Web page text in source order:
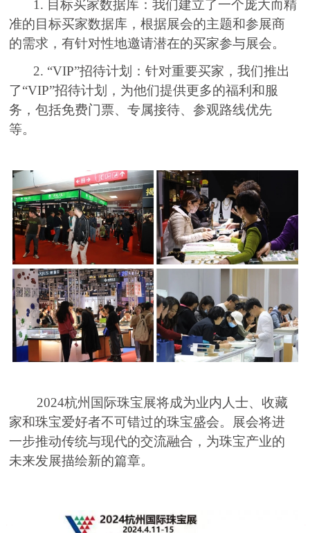
1. 目标买家数据库：我们建立了一个庞大而精
准的目标买家数据库，根据展会的主题和参展商
的需求，有针对性地邀请潜在的买家参与展会。
2. “VIP”招待计划：针对重要买家，我们推出
了“VIP”招待计划，为他们提供更多的福利和服
务，包括免费门票、专属接待、参观路线优先
等。
2024杭州国际珠宝展将成为业内人士、收藏
家和珠宝爱好者不可错过的珠宝盛会。展会将进
一步推动传统与现代的交流融合，为珠宝产业的
未来发展描绘新的篇章。